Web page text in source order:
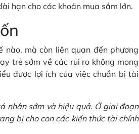
hạn cho các khoản mua sắm lớn.
mà còn liên quan đến phương
trẻ sớm về các rủi ro không mong
được lợi ích của việc chuẩn bị tài
nhân sớm và hiệu quả. Ở giai đoạn
bị cho con các kiến thức tài chính